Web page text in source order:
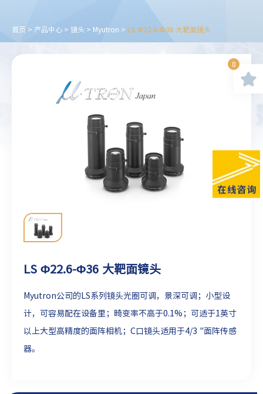
首页 > 产品中心 > 镜头 > Myutron > LS Φ22.6-Φ36 大靶面镜头
LS Φ22.6-Φ36 大靶面镜头
Myutron公司的LS系列镜头光圈可调，景深可调；小型设
计，可容易配在设备里；畸变率不高于0.1%；可适于1英寸
以上大型高精度的面阵相机；C口镜头适用于4/3 "面阵传感
器。
0